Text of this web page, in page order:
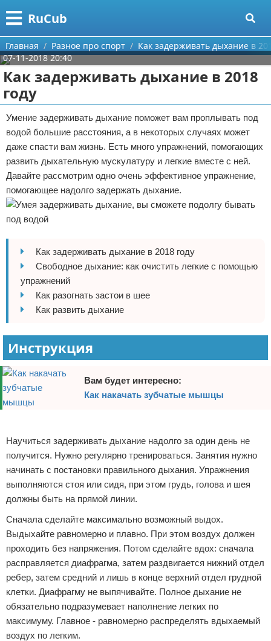
RuCub
Меню
Главная
Категории
Аэробика
Разное про спорт
Баскетбол
Бодибилдинг
Конный спорт
Футбол
Боевые виды искусства
Как накачаться
Теннис
Легкая атлетика
Йога и пилатес
Волейбол
Детский спорт
Зимние виды спорта
Тренировки дома
Спортивное питание
Поиск
О проекте
Контакты
Сотрудничество
Размещение рекламы
Условия предоставления информации
Отказ от ответственности
Главная Разное про спорт
Как задерживать дыхание в
07-11-2018 20:40
Как задерживать дыхание в 2018
году
Умение задерживать дыхание поможет вам проплывать под
водой большие расстояния, а в некоторых случаях может
даже спасти вам жизнь. Есть много упражнений, помогающих
развить дыхательную мускулатуру и легкие вместе с ней.
Давайте рассмотрим одно очень эффективное упражнение,
помогающее надолго задержать дыхание.
Как задерживать дыхание в 2018 году
Свободное дыхание: как очистить легкие с помощью
упражнений
Как разогнать застои в шее
Как развить дыхание
Инструкция
Вам будет интересно:
Как накачать зубчатые мышцы
Научиться задерживать дыхание надолго за один день не
получится. Нужно регулярно тренироваться. Занятия нужно
начинать с постановки правильного дыхания. Упражнения
выполняются стоя или сидя, при этом грудь, голова и шея
должны быть на прямой линии.
Сначала сделайте максимально возможный выдох.
Выдыхайте равномерно и плавно. При этом воздух должен
проходить без напряжения. Потом сделайте вдох: сначала
расправляется диафрагма, затем раздвигается нижний отдел
ребер, затем средний и лишь в конце верхний отдел грудной
клетки. Диафрагму не выпячивайте. Полное дыхание не
обязательно подразумевает наполнение легких по
максимуму. Главное - равномерно распределять вдыхаемый
воздух по легким.